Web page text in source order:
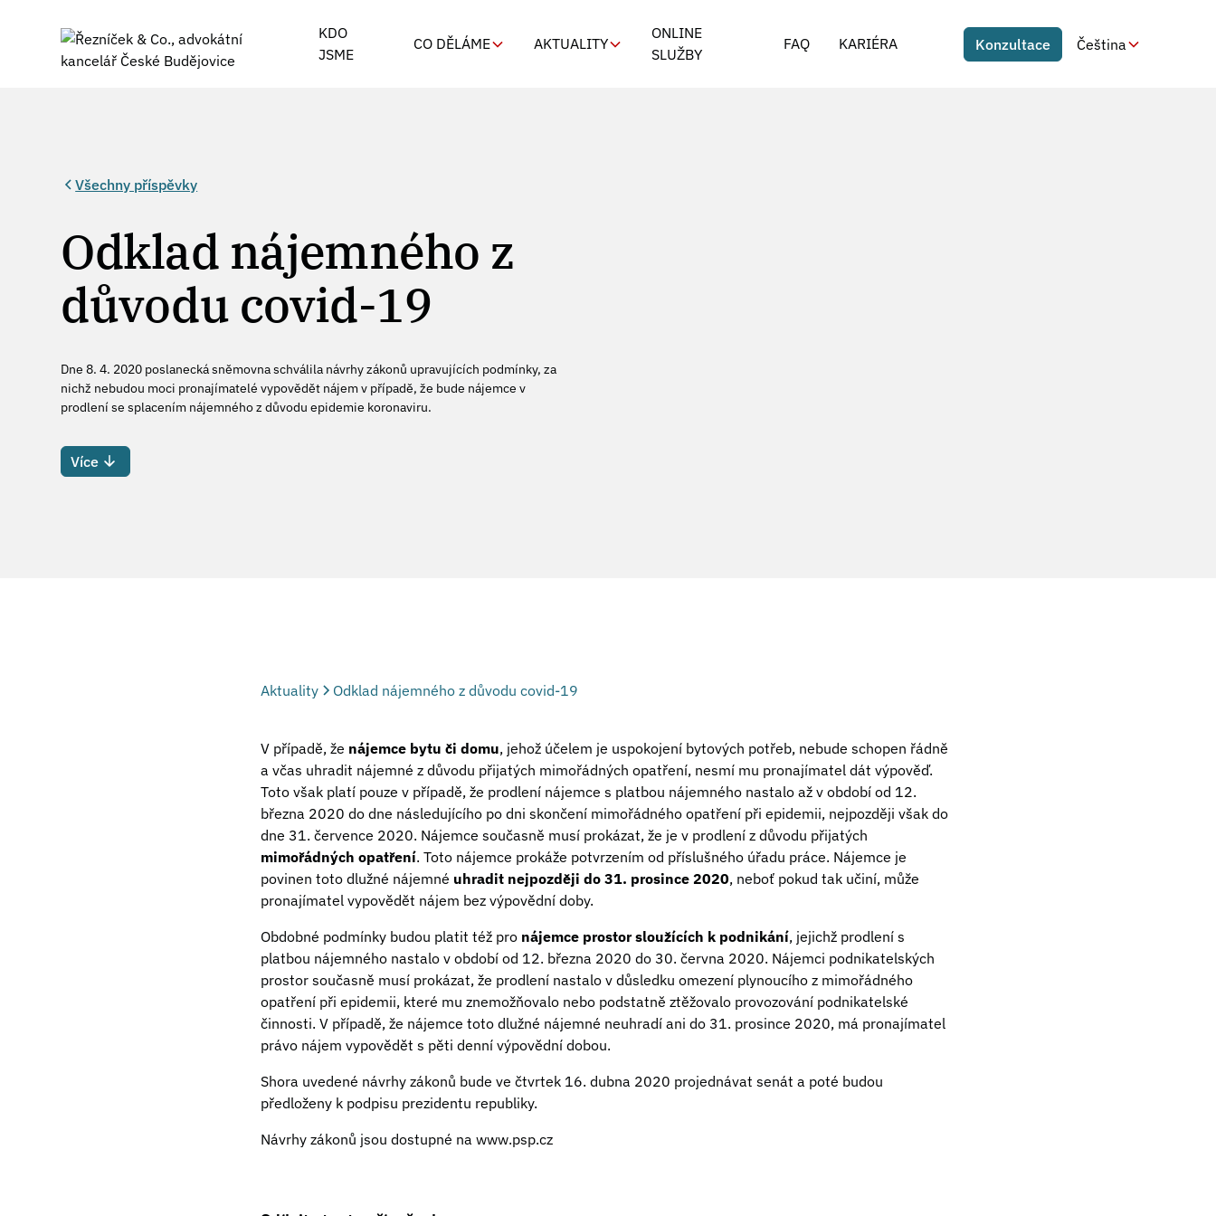
KDO
JSME
CO DĚLÁME AKTUALITY
ONLINE
SLUŽBY
FAQ KARIÉRA Konzultace Čeština
Všechny příspěvky
Odklad nájemného z
důvodu covid-19
Dne 8. 4. 2020 poslanecká sněmovna schválila návrhy zákonů upravujících podmínky, za
nichž nebudou moci pronajímatelé vypovědět nájem v případě, že bude nájemce v
prodlení se splacením nájemného z důvodu epidemie koronaviru.
Více
Aktuality Odklad nájemného z důvodu covid-19
V případě, že nájemce bytu či domu, jehož účelem je uspokojení bytových potřeb, nebude schopen řádně
a včas uhradit nájemné z důvodu přijatých mimořádných opatření, nesmí mu pronajímatel dát výpověď.
Toto však platí pouze v případě, že prodlení nájemce s platbou nájemného nastalo až v období od 12.
března 2020 do dne následujícího po dni skončení mimořádného opatření při epidemii, nejpozději však do
dne 31. července 2020. Nájemce současně musí prokázat, že je v prodlení z důvodu přijatých
mimořádných opatření. Toto nájemce prokáže potvrzením od příslušného úřadu práce. Nájemce je
povinen toto dlužné nájemné uhradit nejpozději do 31. prosince 2020, neboť pokud tak učiní, může
pronajímatel vypovědět nájem bez výpovědní doby.
Obdobné podmínky budou platit též pro nájemce prostor sloužících k podnikání, jejichž prodlení s
platbou nájemného nastalo v období od 12. března 2020 do 30. června 2020. Nájemci podnikatelských
prostor současně musí prokázat, že prodlení nastalo v důsledku omezení plynoucího z mimořádného
opatření při epidemii, které mu znemožňovalo nebo podstatně ztěžovalo provozování podnikatelské
činnosti. V případě, že nájemce toto dlužné nájemné neuhradí ani do 31. prosince 2020, má pronajímatel
právo nájem vypovědět s pěti denní výpovědní dobou.
Shora uvedené návrhy zákonů bude ve čtvrtek 16. dubna 2020 projednávat senát a poté budou
předloženy k podpisu prezidentu republiky.
Návrhy zákonů jsou dostupné na www.psp.cz